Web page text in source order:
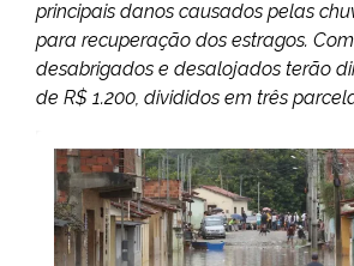
principais danos causados pelas
para recuperação dos estragos.
desabrigados e desalojados terão
de R$ 1.200, divididos em três